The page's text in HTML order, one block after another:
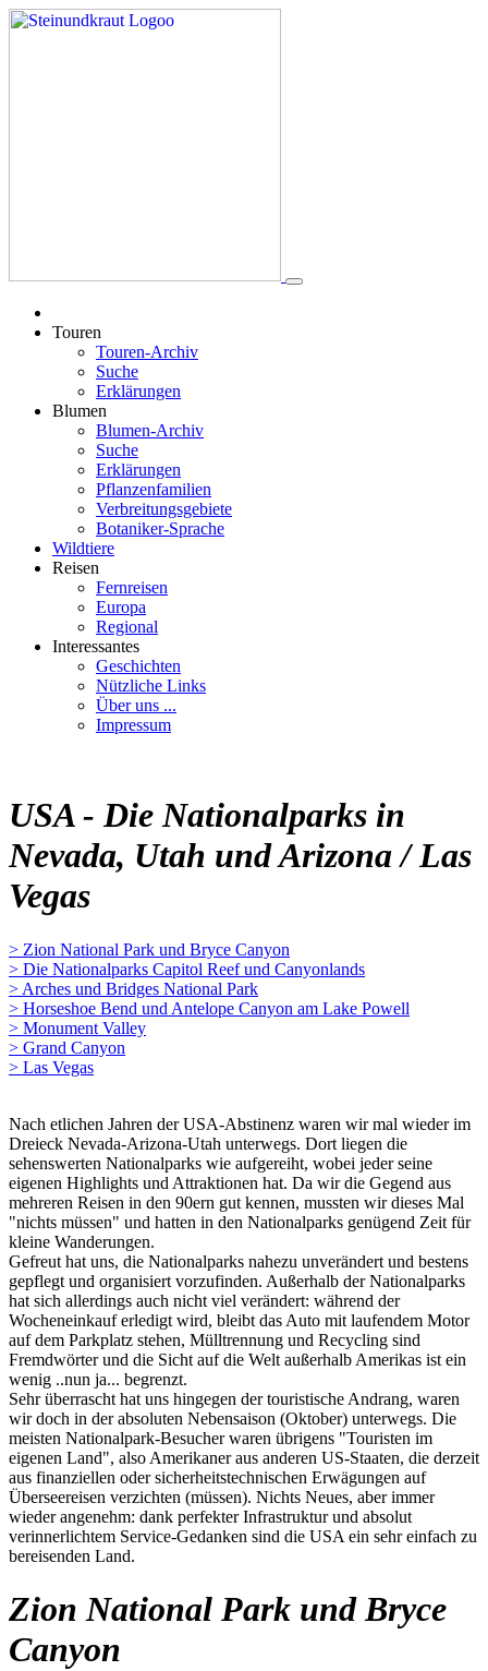
Touren
Touren-Archiv
Suche
Erklärungen
Blumen
Blumen-Archiv
Suche
Erklärungen
Pflanzenfamilien
Verbreitungsgebiete
Botaniker-Sprache
Wildtiere
Reisen
Fernreisen
Europa
Regional
Interessantes
Geschichten
Nützliche Links
Über uns ...
Impressum
USA - Die Nationalparks in
Nevada, Utah und Arizona / Las
Vegas
> Zion National Park und Bryce Canyon
> Die Nationalparks Capitol Reef und Canyonlands
> Arches und Bridges National Park
> Horseshoe Bend und Antelope Canyon am Lake Powell
> Monument Valley
> Grand Canyon
> Las Vegas
Nach etlichen Jahren der USA-Abstinenz waren wir mal wieder im
Dreieck Nevada-Arizona-Utah unterwegs. Dort liegen die
sehenswerten Nationalparks wie aufgereiht, wobei jeder seine
eigenen Highlights und Attraktionen hat. Da wir die Gegend aus
mehreren Reisen in den 90ern gut kennen, mussten wir dieses Mal
"nichts müssen" und hatten in den Nationalparks genügend Zeit für
kleine Wanderungen.
Gefreut hat uns, die Nationalparks nahezu unverändert und bestens
gepflegt und organisiert vorzufinden. Außerhalb der Nationalparks
hat sich allerdings auch nicht viel verändert: während der
Wocheneinkauf erledigt wird, bleibt das Auto mit laufendem Motor
auf dem Parkplatz stehen, Mülltrennung und Recycling sind
Fremdwörter und die Sicht auf die Welt außerhalb Amerikas ist ein
wenig ..nun ja... begrenzt.
Sehr überrascht hat uns hingegen der touristische Andrang, waren
wir doch in der absoluten Nebensaison (Oktober) unterwegs. Die
meisten Nationalpark-Besucher waren übrigens "Touristen im
eigenen Land", also Amerikaner aus anderen US-Staaten, die derzeit
aus finanziellen oder sicherheitstechnischen Erwägungen auf
Überseereisen verzichten (müssen). Nichts Neues, aber immer
wieder angenehm: dank perfekter Infrastruktur und absolut
verinnerlichtem Service-Gedanken sind die USA ein sehr einfach zu
bereisenden Land.
Zion National Park und Bryce
Canyon